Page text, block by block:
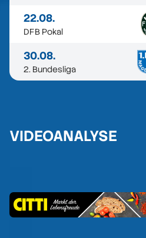
22.08.
DFB Pokal
30.08.
2. Bundesliga
VIDEOANALYSE